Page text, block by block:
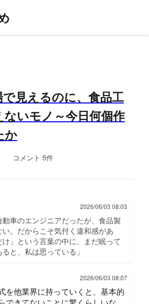
で見えるのに、食品工
いモノ～今日何個作
か
コメント 5件
2026/06/03 08:03
動車のエンジニアだったが、食品製
。だからこそ気付く違和感があ
」という言葉の中に、まだ眠って
と、私は思っている」
2026/06/03 08:07
を他業界に持っていくと、基本的